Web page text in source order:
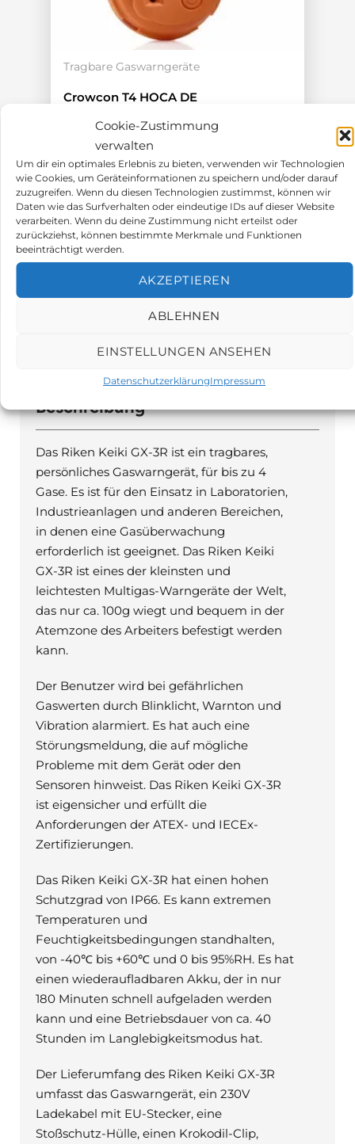
Cookie-Zustimmung
verwalten
Um dir ein optimales Erlebnis zu bieten, verwenden wir Technologien
wie Cookies, um Geräteinformationen zu speichern und/oder darauf
zuzugreifen. Wenn du diesen Technologien zustimmst, können wir
Daten wie das Surfverhalten oder eindeutige IDs auf dieser Website
verarbeiten. Wenn du deine Zustimmung nicht erteilst oder
zurückziehst, können bestimmte Merkmale und Funktionen
beeinträchtigt werden.
AKZEPTIEREN
ABLEHNEN
EINSTELLUNGEN ANSEHEN
DatenschutzerklärungImpressum
Tragbare Gaswarngeräte
Crowcon T4 HOCA DE
652,00 €
4-Gase (H2S; O2; CO; CH4)
18h Akkulaufzeit
ATEX-Zulassung
Aufrüstbar bis IP67
PRODUKTBESCHREIBUNG
Beschreibung
Das Riken Keiki GX-3R ist ein tragbares,
persönliches Gaswarngerät, für bis zu 4
Gase. Es ist für den Einsatz in Laboratorien,
Industrieanlagen und anderen Bereichen,
in denen eine Gasüberwachung
erforderlich ist geeignet. Das Riken Keiki
GX-3R ist eines der kleinsten und
leichtesten Multigas-Warngeräte der Welt,
das nur ca. 100g wiegt und bequem in der
Atemzone des Arbeiters befestigt werden
kann.
Der Benutzer wird bei gefährlichen
Gaswerten durch Blinklicht, Warnton und
Vibration alarmiert. Es hat auch eine
Störungsmeldung, die auf mögliche
Probleme mit dem Gerät oder den
Sensoren hinweist. Das Riken Keiki GX-3R
ist eigensicher und erfüllt die
Anforderungen der ATEX- und IECEx-
Zertifizierungen.
Das Riken Keiki GX-3R hat einen hohen
Schutzgrad von IP66. Es kann extremen
Temperaturen und
Feuchtigkeitsbedingungen standhalten,
von -40℃ bis +60℃ und 0 bis 95%RH. Es hat
einen wiederaufladbaren Akku, der in nur
180 Minuten schnell aufgeladen werden
kann und eine Betriebsdauer von ca. 40
Stunden im Langlebigkeitsmodus hat.
Der Lieferumfang des Riken Keiki GX-3R
umfasst das Gaswarngerät, ein 230V
Ladekabel mit EU-Stecker, eine
Stoßschutz-Hülle, einen Krokodil-Clip,